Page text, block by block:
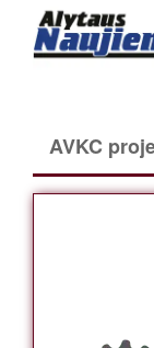
AVKC